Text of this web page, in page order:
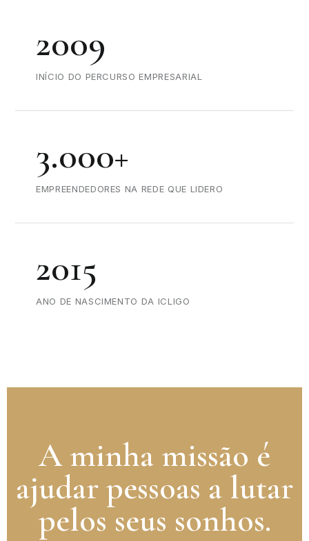
2009
INÍCIO DO PERCURSO EMPRESARIAL
3.000+
EMPREENDEDORES NA REDE QUE LIDERO
2015
ANO DE NASCIMENTO DA ICLIGO
A minha missão é
ajudar pessoas a lutar
pelos seus sonhos.